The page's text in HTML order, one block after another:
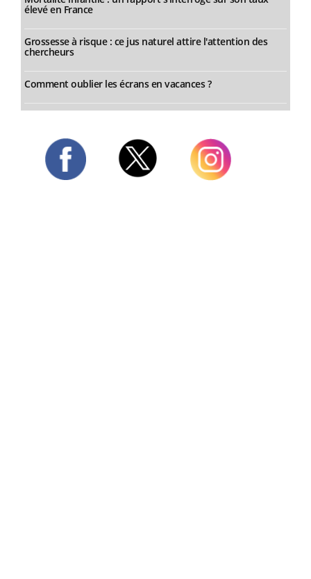
élevé en France
Grossesse à risque : ce jus naturel attire l'attention des
chercheurs
Comment oublier les écrans en vacances ?